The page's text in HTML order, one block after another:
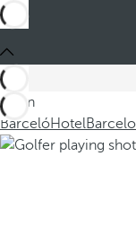
Sei in
BarcelóHotelBarcelo